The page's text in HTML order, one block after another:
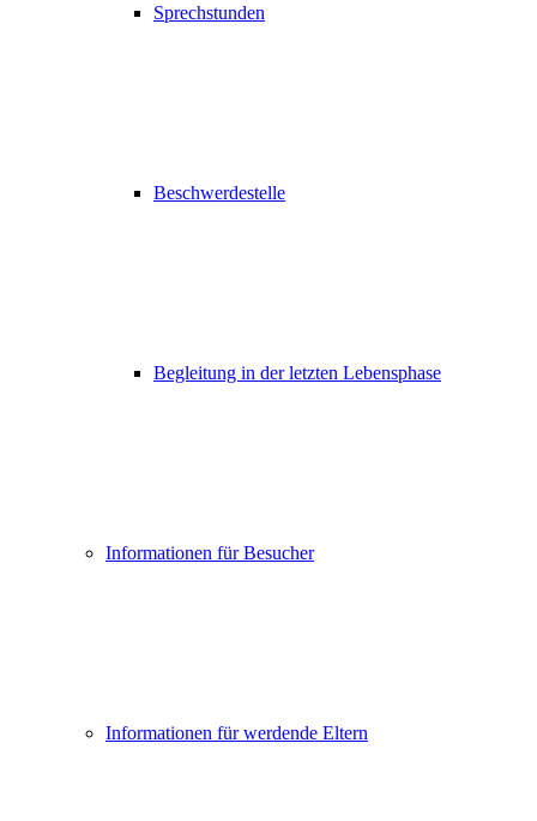
Sprechstunden
Beschwerdestelle
Begleitung in der letzten Lebensphase
Informationen für Besucher
Informationen für werdende Eltern